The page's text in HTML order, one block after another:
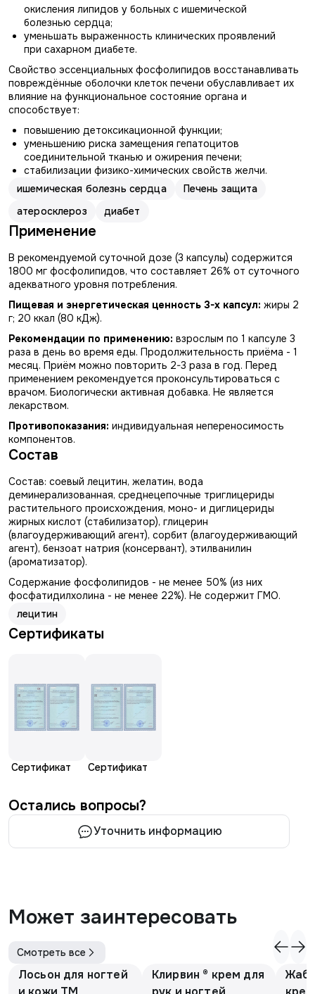
окисления липидов у больных с ишемической
болезнью сердца;
уменьшать выраженность клинических проявлений
при сахарном диабете.
Свойство эссенциальных фосфолипидов восстанавливать
повреждённые оболочки клеток печени обуславливает их
влияние на функциональное состояние органа и
способствует:
повышению детоксикационной функции;
уменьшению риска замещения гепатоцитов
соединительной тканью и ожирения печени;
стабилизации физико-химических свойств желчи.
ишемическая болезнь сердца
Печень защита
атеросклероз
диабет
Применение
В рекомендуемой суточной дозе (3 капсулы) содержится
1800 мг фосфолипидов, что составляет 26% от суточного
адекватного уровня потребления.
Пищевая и энергетическая ценность 3-х капсул: жиры 2
г; 20 ккал (80 кДж).
Рекомендации по применению: взрослым по 1 капсуле 3
раза в день во время еды. Продолжительность приёма - 1
месяц. Приём можно повторить 2-3 раза в год. Перед
применением рекомендуется проконсультироваться с
врачом. Биологически активная добавка. Не является
лекарством.
Противопоказания: индивидуальная непереносимость
компонентов.
Состав
Состав: соевый лецитин, желатин, вода
деминерализованная, среднецепочные триглицериды
растительного происхождения, моно- и диглицериды
жирных кислот (стабилизатор), глицерин
(влагоудерживающий агент), сорбит (влагоудерживающий
агент), бензоат натрия (консервант), этилванилин
(ароматизатор).
Содержание фосфолипидов - не менее 50% (из них
фосфатидилхолина - не менее 22%). Не содержит ГМО.
лецитин
Сертификаты
Сертификат Сертификат
Остались вопросы?
Уточнить информацию
Может заинтересовать
Смотреть все
Лосьон для ногтей
Клирвин ® крем для